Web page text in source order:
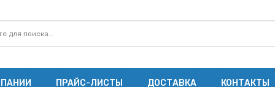
ПРАЙС-ЛИСТЫ ДОСТАВКА КОНТАКТЫ